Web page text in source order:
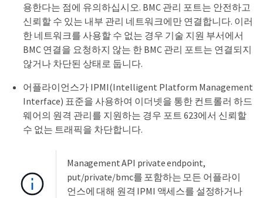
용한다는 점에 유의하십시오. BMC 관리 포트는 안전하고
신뢰할 수 있는 내부 관리 네트워크에만 연결합니다. 이러
한 네트워크를 사용할 수 없는 경우 기술 지원 부서에서
BMC 연결을 요청하지 않는 한 BMC 관리 포트는 연결되지
않거나 차단된 상태로 둡니다.
어플라이언스가 IPMI(Intelligent Platform Management
Interface) 표준을 사용하여 이더넷을 통한 컨트롤러 하드
웨어의 원격 관리를 지원하는 경우 포트 623에서 신뢰할
수 없는 트래픽을 차단합니다.
Management API private endpoint,
put/private/bmc를 포함하는 모든 어플라이
언스에 대해 원격 IPMI 액세스를 설정하거나